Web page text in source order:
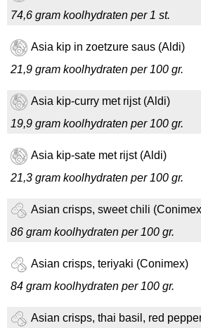
74,6 gram koolhydraten per 1 st.
Asia kip in zoetzure saus (Aldi)
21,9 gram koolhydraten per 100 gr.
Asia kip-curry met rijst (Aldi)
19,9 gram koolhydraten per 100 gr.
Asia kip-sate met rijst (Aldi)
21,3 gram koolhydraten per 100 gr.
Asian crisps, sweet chili
86 gram koolhydraten per 100 gr.
Asian crisps, teriyaki (Conimex)
84 gram koolhydraten per 100 gr.
Asian crisps, thai basil, red